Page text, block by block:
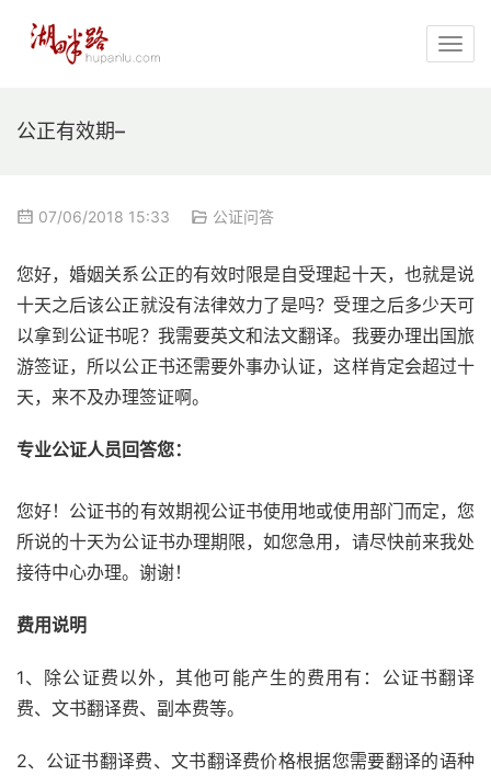
公正有效期–
07/06/2018 15:33 公证问答
您好，婚姻关系公正的有效时限是自受理起十天，也就是说
十天之后该公正就没有法律效力了是吗？受理之后多少天可
以拿到公证书呢？我需要英文和法文翻译。我要办理出国旅
游签证，所以公正书还需要外事办认证，这样肯定会超过十
天，来不及办理签证啊。
专业公证人员回答您：
您好！公证书的有效期视公证书使用地或使用部门而定，您
所说的十天为公证书办理期限，如您急用，请尽快前来我处
接待中心办理。谢谢！
费用说明
1、除公证费以外，其他可能产生的费用有：公证书翻译
费、文书翻译费、副本费等。
2、公证书翻译费、文书翻译费价格根据您需要翻译的语种